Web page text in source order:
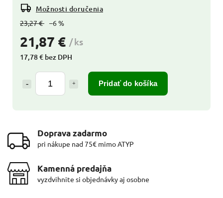
23,27 € –6 %
21,87 € / ks
17,78 € bez DPH
Pridať do košíka
Možnosti doručenia
Doprava zadarmo
pri nákupe nad 75€ mimo ATYP
Kamenná predajňa
vyzdvihnite si objednávky aj osobne